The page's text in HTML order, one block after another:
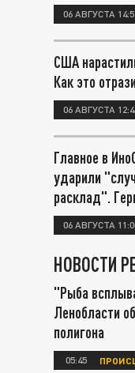
06 АВГУСТА
США
Как это
06 АВГУСТА
Главное в
ударили
расклад".
06 АВГУСТА
НОВОСТИ
"Рыба
Ленобласти
полигона
05:45